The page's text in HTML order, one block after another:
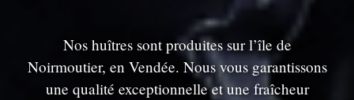
Nos huîtres sont produites sur l’île de
Noirmoutier, en Vendée. Nous vous garantissons
une qualité exceptionnelle et une fraîcheur